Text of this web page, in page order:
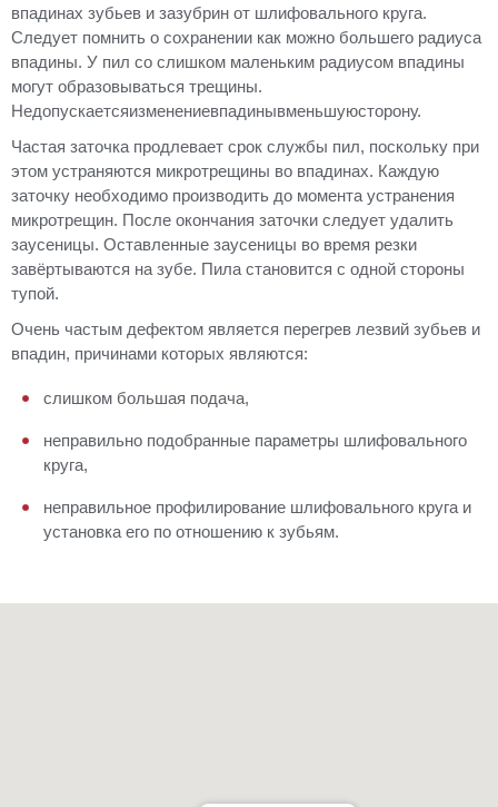
впадинах зубьев и зазубрин от шлифовального круга.
Следует помнить о сохранении как можно большего радиуса
впадины. У пил со слишком маленьким радиусом впадины
могут образовываться трещины.
Недопускаетсяизменениевпадинывменьшуюсторону.
Частая заточка продлевает срок службы пил, поскольку при
этом устраняются микротрещины во впадинах. Каждую
заточку необходимо производить до момента устранения
микротрещин. После окончания заточки следует удалить
заусеницы. Оставленные заусеницы во время резки
завёртываются на зубе. Пила становится с одной стороны
тупой.
Очень частым дефектом является перегрев лезвий зубьев и
впадин, причинами которых являются:
слишком большая подача,
неправильно подобранные параметры шлифовального
круга,
неправильное профилирование шлифовального круга и
установка его по отношению к зубьям.